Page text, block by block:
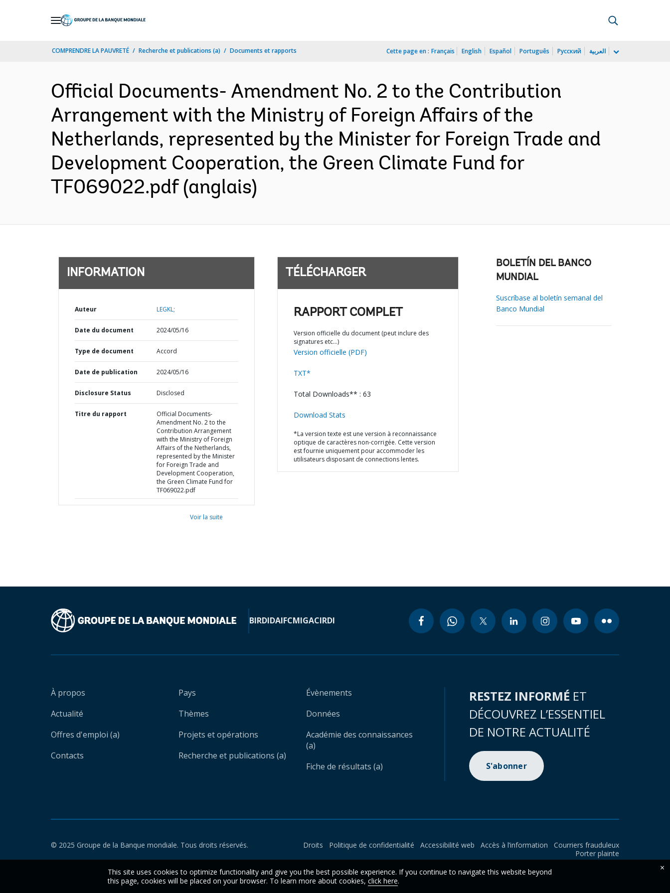
COMPRENDRE LA PAUVRETÉ Recherche et publications (a) Documents et rapports Cette page en : Français English Español Português Русский العربية
Official Documents- Amendment No. 2 to the Contribution
Arrangement with the Ministry of Foreign Affairs of the
Netherlands, represented by the Minister for Foreign Trade and
Development Cooperation, the Green Climate Fund for
TF069022.pdf (anglais)
INFORMATION
Auteur LEGKL;
Date du document 2024/05/16
Type de document Accord
Date de publication 2024/05/16
Disclosure Status Disclosed
Titre du rapport
Official Documents-
Amendment No. 2 to the
Contribution Arrangement
with the Ministry of Foreign
Affairs of the Netherlands,
represented by the Minister
for Foreign Trade and
Development Cooperation,
the Green Climate Fund for
TF069022.pdf
Voir la suite
TÉLÉCHARGER
RAPPORT COMPLET
Version officielle du document (peut inclure des
signatures etc…)
Version officielle (PDF)
TXT*
Total Downloads** : 63
Download Stats
*La version texte est une version à reconnaissance
optique de caractères non-corrigée. Cette version
est fournie uniquement pour accommoder les
utilisateurs disposant de connections lentes.
BOLETÍN DEL BANCO
MUNDIAL
Suscríbase al boletín semanal del
Banco Mundial
BIRDIDAIFCMIGACIRDI
À propos
Actualité
Offres d'emploi (a)
Contacts
Pays
Thèmes
Projets et opérations
Recherche et publications (a)
Évènements
Données
Académie des connaissances
(a)
Fiche de résultats (a)
RESTEZ INFORMÉ ET
DÉCOUVREZ L’ESSENTIEL
DE NOTRE ACTUALITÉ
S'abonner
© 2025 Groupe de la Banque mondiale. Tous droits réservés. Droits Politique de confidentialité Accessibilité web Accès à l’information
Courriers frauduleux
Porter plainte
This site uses cookies to optimize functionality and give you the best possible experience. If you continue to navigate this website beyond
this page, cookies will be placed on your browser. To learn more about cookies, click here.
×